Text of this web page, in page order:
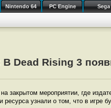
Nintendo 64 PC Engine Sega
В Dead Rising 3
закрытом мероприятии, где
ресурса узнали о том, что в игре